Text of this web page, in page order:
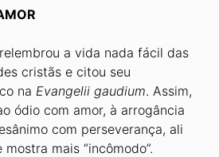
a vida nada fácil das
cristãs e citou seu
na Evangelii gaudium. Assim,
ódio com amor, à arrogância
com perseverança, ali
mais “incômodo”.